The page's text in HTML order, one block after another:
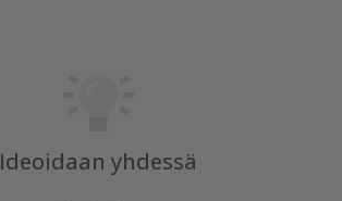
Ideoidaan yhdessä